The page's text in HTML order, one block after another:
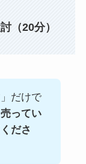
（20分）
だけで
ってい
ださ